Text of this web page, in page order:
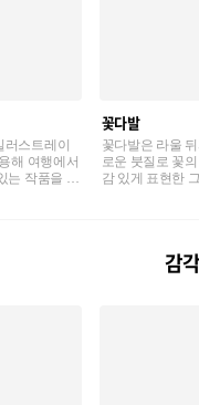
러스트레이
해 여행에서
작품을 선
꽃다발
꽃다발은 라울
로운 붓질로 꽃
감 있게 표현한
감